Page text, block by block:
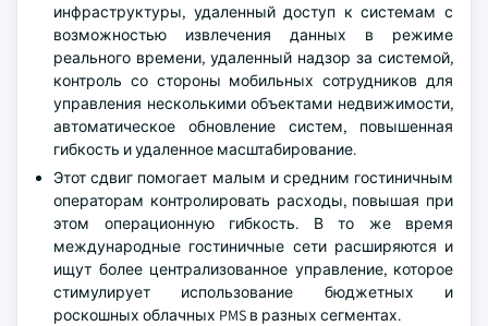
инфраструктуры, удаленный доступ к системам с
возможностью извлечения данных в режиме
реального времени, удаленный надзор за системой,
контроль со стороны мобильных сотрудников для
управления несколькими объектами недвижимости,
автоматическое обновление систем, повышенная
гибкость и удаленное масштабирование.
Этот сдвиг помогает малым и средним гостиничным
операторам контролировать расходы, повышая при
этом операционную гибкость. В то же время
международные гостиничные сети расширяются и
ищут более централизованное управление, которое
стимулирует использование бюджетных и
роскошных облачных PMS в разных сегментах.